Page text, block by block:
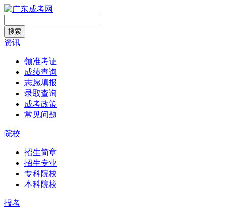
搜索
资讯
领准考证
成绩查询
志愿填报
录取查询
成考政策
常见问题
院校
招生简章
招生专业
专科院校
本科院校
报考